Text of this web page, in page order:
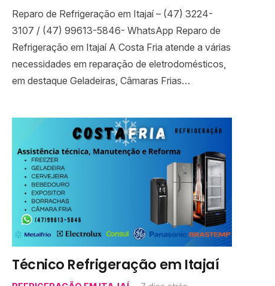
Reparo de Refrigeração em Itajaí – (47) 3224-
3107 / (47) 99613-5846- WhatsApp Reparo de
Refrigeração em Itajaí A Costa Fria atende a várias
necessidades em reparação de eletrodomésticos,
em destaque Geladeiras, Câmaras Frias…
Técnico Refrigeração em Itajaí